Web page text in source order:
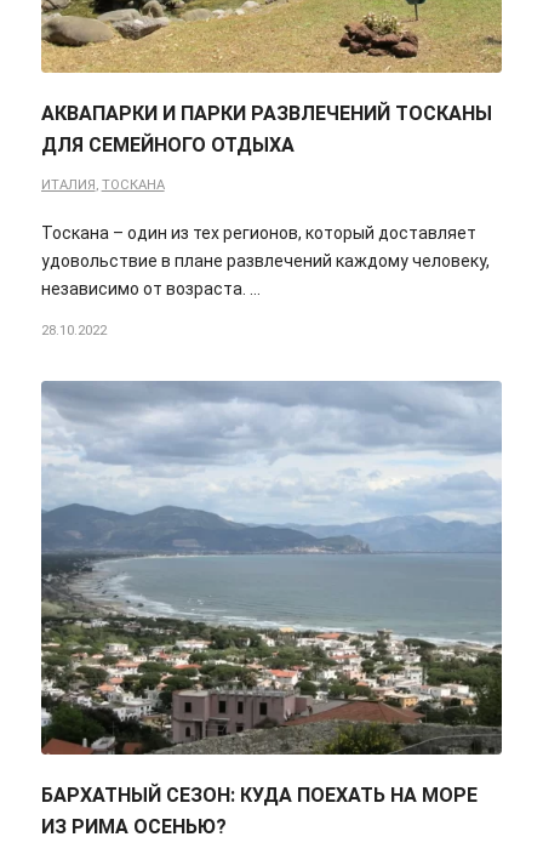
АКВАПАРКИ И ПАРКИ РАЗВЛЕЧЕНИЙ ТОСКАНЫ
ДЛЯ СЕМЕЙНОГО ОТДЫХА
ИТАЛИЯ, ТОСКАНА
Тоскана – один из тех регионов, который доставляет
удовольствие в плане развлечений каждому человеку,
независимо от возраста. …
28.10.2022
БАРХАТНЫЙ СЕЗОН: КУДА ПОЕХАТЬ НА МОРЕ
ИЗ РИМА ОСЕНЬЮ?